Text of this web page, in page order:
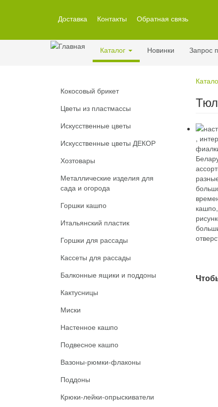
Доставка Контакты Обратная связь
Каталог Новинки Запрос
Кокосовый брикет
Цветы из пластмассы
Искусственные цветы
Искусственные цветы ДЕКОР
Хозтовары
Металлические изделия для
сада и огорода
Горшки кашпо
Итальянский пластик
Горшки для рассады
Кассеты для рассады
Балконные ящики и поддоны
Кактусницы
Миски
Настенное кашпо
Подвесное кашпо
Вазоны-рюмки-флаконы
Поддоны
Крюки-лейки-опрыскиватели